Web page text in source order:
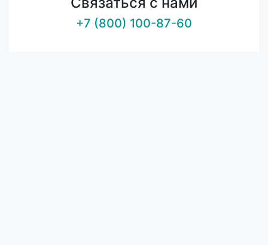
+7 (800) 100-87-60